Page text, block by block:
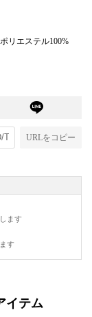
リエステル100%
URLをコピー
ます
す
イテム